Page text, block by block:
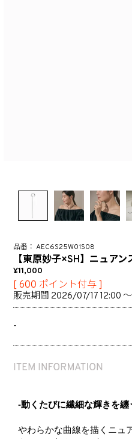
AEC6S25W01S08
【東原妙子×SH】ニュア
11,000
[ 600 ポイント付与 ]
販売期間 2026/07/17 12:00 〜
-
-動くたびに繊細な輝きを
やわらかな曲線を描くニュ